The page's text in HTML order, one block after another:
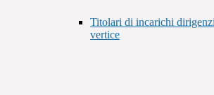
Titolari di incarichi
vertice